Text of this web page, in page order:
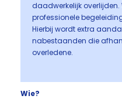
daadwerkelijk
professionele
Hierbij wordt extra
nabestaanden die
overledene.
Wie?